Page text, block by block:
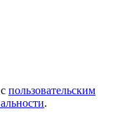
пользовательским
.